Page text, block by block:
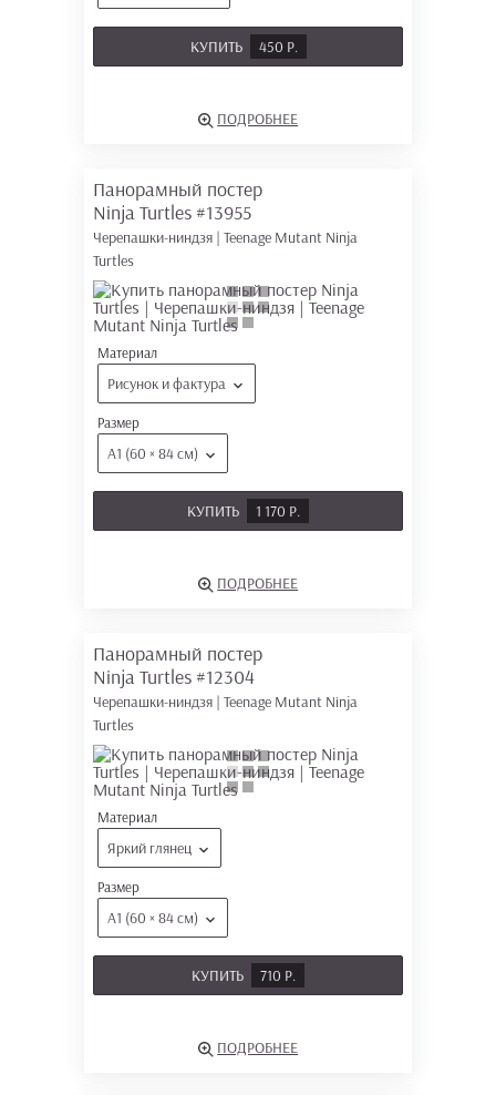
КУПИТЬ 450 Р.
ПОДРОБНЕЕ
Панорамный постер
Ninja Turtles #13955
Черепашки-ниндзя | Teenage Mutant Ninja
Turtles
Материал
Рисунок и фактура
Размер
А1 (60 × 84 см)
КУПИТЬ 1 170 Р.
ПОДРОБНЕЕ
Панорамный постер
Ninja Turtles #12304
Черепашки-ниндзя | Teenage Mutant Ninja
Turtles
Материал
Яркий глянец
Размер
А1 (60 × 84 см)
КУПИТЬ 710 Р.
ПОДРОБНЕЕ